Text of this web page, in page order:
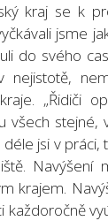
kraj se k
jsme
do svého
nejistotě,
„Řidiči
všech
jsi v
krajem.